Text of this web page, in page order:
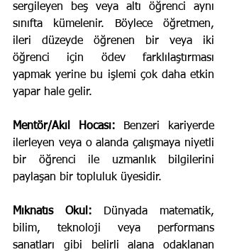
sergileyen beş veya altı öğrenci aynı
sınıfta kümelenir. Böylece öğretmen,
ileri düzeyde öğrenen bir veya iki
öğrenci için ödev farklılaştırması
yapmak yerine bu işlemi çok daha etkin
yapar hale gelir.
Mentör/Akıl Hocası: Benzeri kariyerde
ilerleyen veya o alanda çalışmaya niyetli
bir öğrenci ile uzmanlık bilgilerini
paylaşan bir topluluk üyesidir.
Mıknatıs Okul: Dünyada matematik,
bilim, teknoloji veya performans
sanatları gibi belirli alana odaklanan